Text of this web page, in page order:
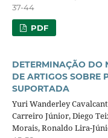
37-44
PDF
DETERMINAÇÃO DO
DE ARTIGOS SOBRE
SUPORTADA
Yuri Wanderley
Carreiro Júnior, Diego
Morais, Ronaldo Lira-